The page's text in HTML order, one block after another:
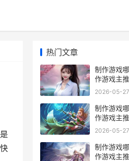
热门文章
制作游戏
作游戏主
的游戏
2026-05-27
制作游戏
作游戏主
好赚钱
2026-05-27
制作游戏
作游戏主